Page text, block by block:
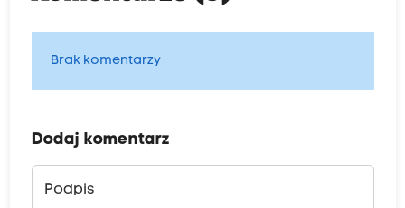
Brak komentarzy
Dodaj komentarz
Podpis